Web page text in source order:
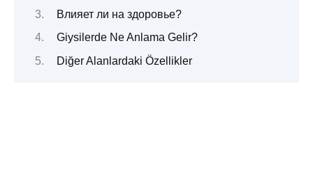
Влияет ли на здоровье?
Giysilerde Ne Anlama Gelir?
Diğer Alanlardaki Özellikler